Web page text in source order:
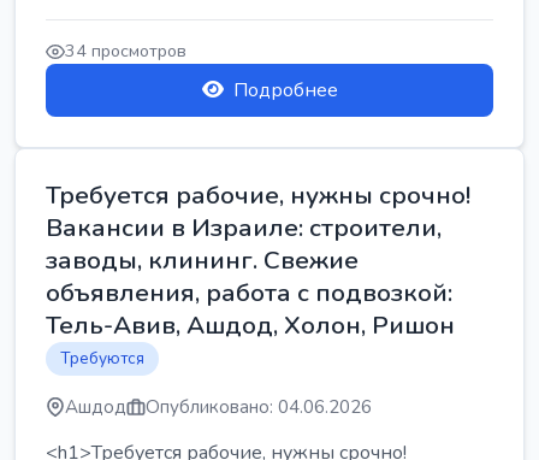
заводы** ...
34 просмотров
Подробнее
Требуется рабочие, нужны срочно!
Вакансии в Израиле: строители,
заводы, клининг. Свежие
объявления, работа с подвозкой:
Тель-Авив, Ашдод, Холон, Ришон
Требуются
Ашдод Опубликовано: 04.06.2026
<h1>Требуется рабочие, нужны срочно!